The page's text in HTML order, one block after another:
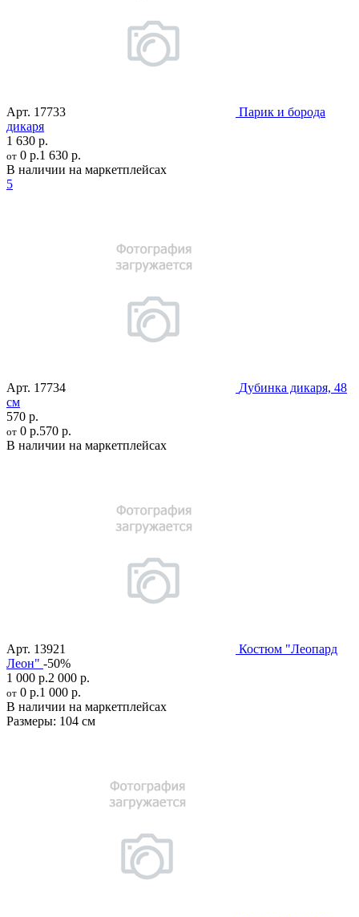
Арт. 17733
Парик и борода
дикаря
1 630 р.
от 0 р.1 630 р.
В наличии на маркетплейсах
5
Арт. 17734
Дубинка дикаря, 48
см
570 р.
от 0 р.570 р.
В наличии на маркетплейсах
Арт. 13921
Костюм "Леопард
Леон" -50%
1 000 р.2 000 р.
от 0 р.1 000 р.
В наличии на маркетплейсах
Размеры: 104 см